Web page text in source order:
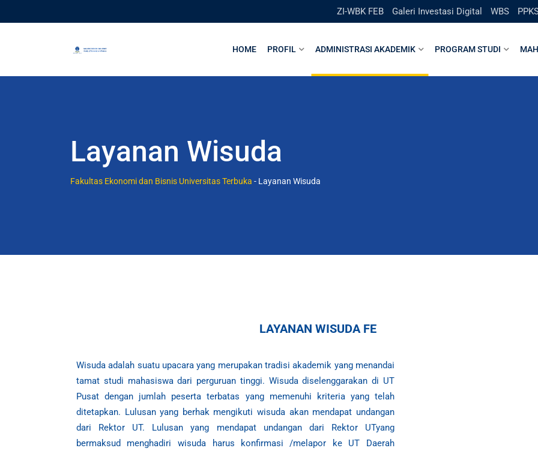
ZI-WBK FEB Galeri Investasi Digital WBS
HOME PROFIL ADMINISTRASI AKADEMIK PROGRAM STUDI
Layanan Wisuda
Fakultas Ekonomi dan Bisnis Universitas Terbuka - Layanan Wisuda
LAYANAN WISUDA FE
Wisuda adalah suatu upacara yang merupakan tradisi akademik yang menandai
tamat studi mahasiswa dari perguruan tinggi. Wisudadiselenggarakan di UT
Pusat dengan jumlah peserta terbatas yang memenuhi kriteria yang telah
ditetapkan. Lulusan yang berhak mengikuti wisuda akan mendapat undangan
dari Rektor UT. Lulusan yang mendapat undangan dari Rektor UTyang
bermaksud menghadiri wisuda
harus konfirmasi /melapor ke UT Daerah